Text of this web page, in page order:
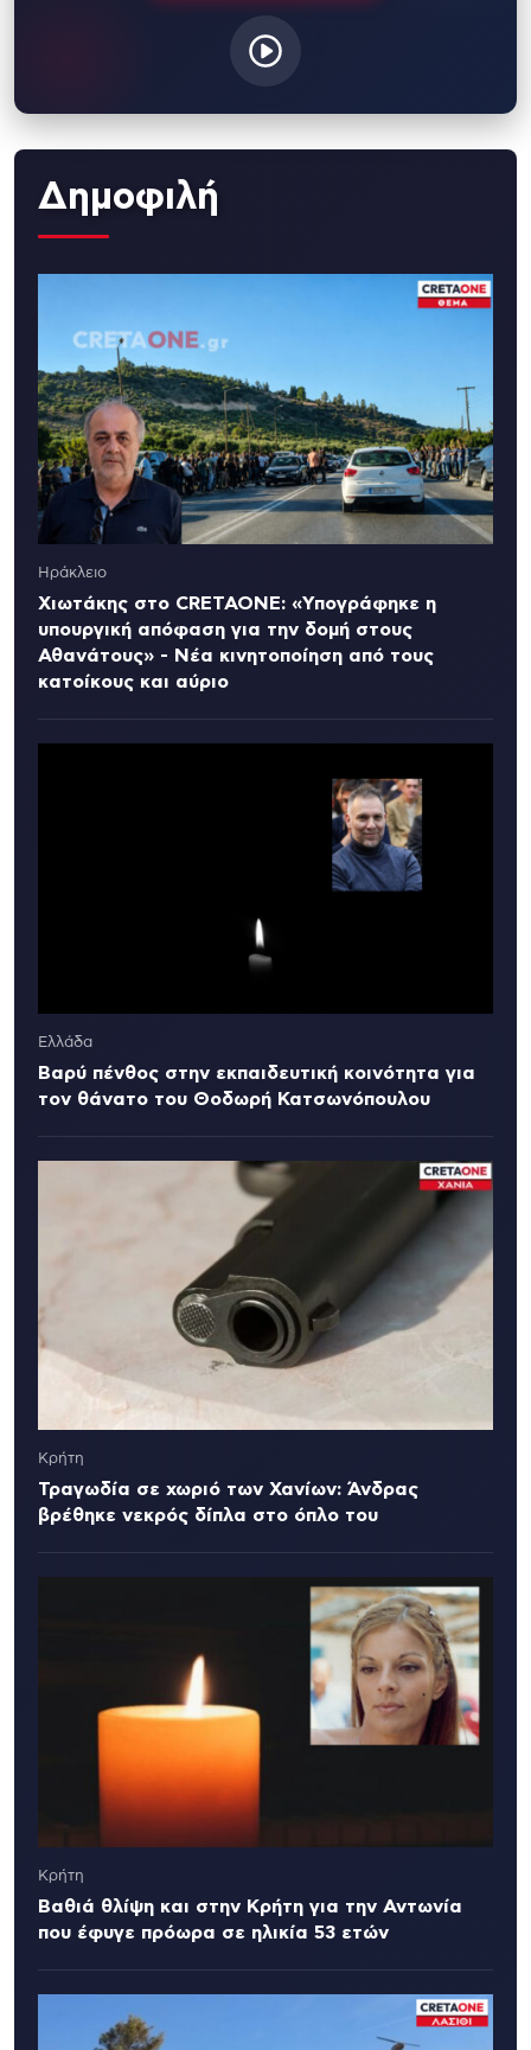
Δημοφιλή
Ηράκλειο
Χιωτάκης στο CRETAONE: «Υπογράφηκε η
υπουργική απόφαση για την δομή στους
Αθανάτους» - Νέα κινητοποίηση από τους
κατοίκους και αύριο
Ελλάδα
Βαρύ πένθος στην εκπαιδευτική κοινότητα για
τον θάνατο του Θοδωρή Κατσωνόπουλου
Κρήτη
Τραγωδία σε χωριό των Χανίων: Άνδρας
βρέθηκε νεκρός δίπλα στο όπλο του
Κρήτη
Βαθιά θλίψη και στην Κρήτη για την Αντωνία
που έφυγε πρόωρα σε ηλικία 53 ετών